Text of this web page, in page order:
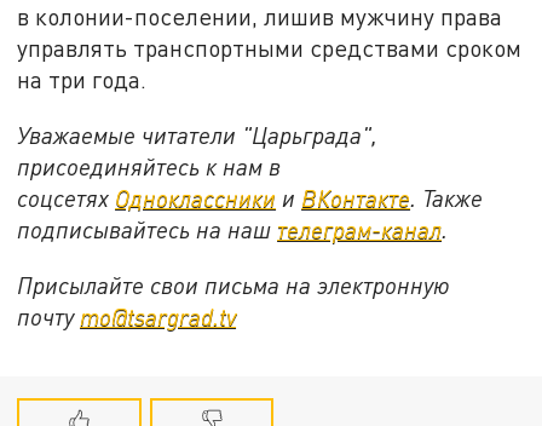
в колонии-поселении, лишив мужчину права
управлять транспортными средствами сроком
на три года.
Уважаемые читатели "Царьграда",
присоединяйтесь к нам в
соцсетях Одноклассники и ВКонтакте. Также
подписывайтесь на наш телеграм-канал.
Присылайте свои письма на электронную
почту mo@tsargrad.tv